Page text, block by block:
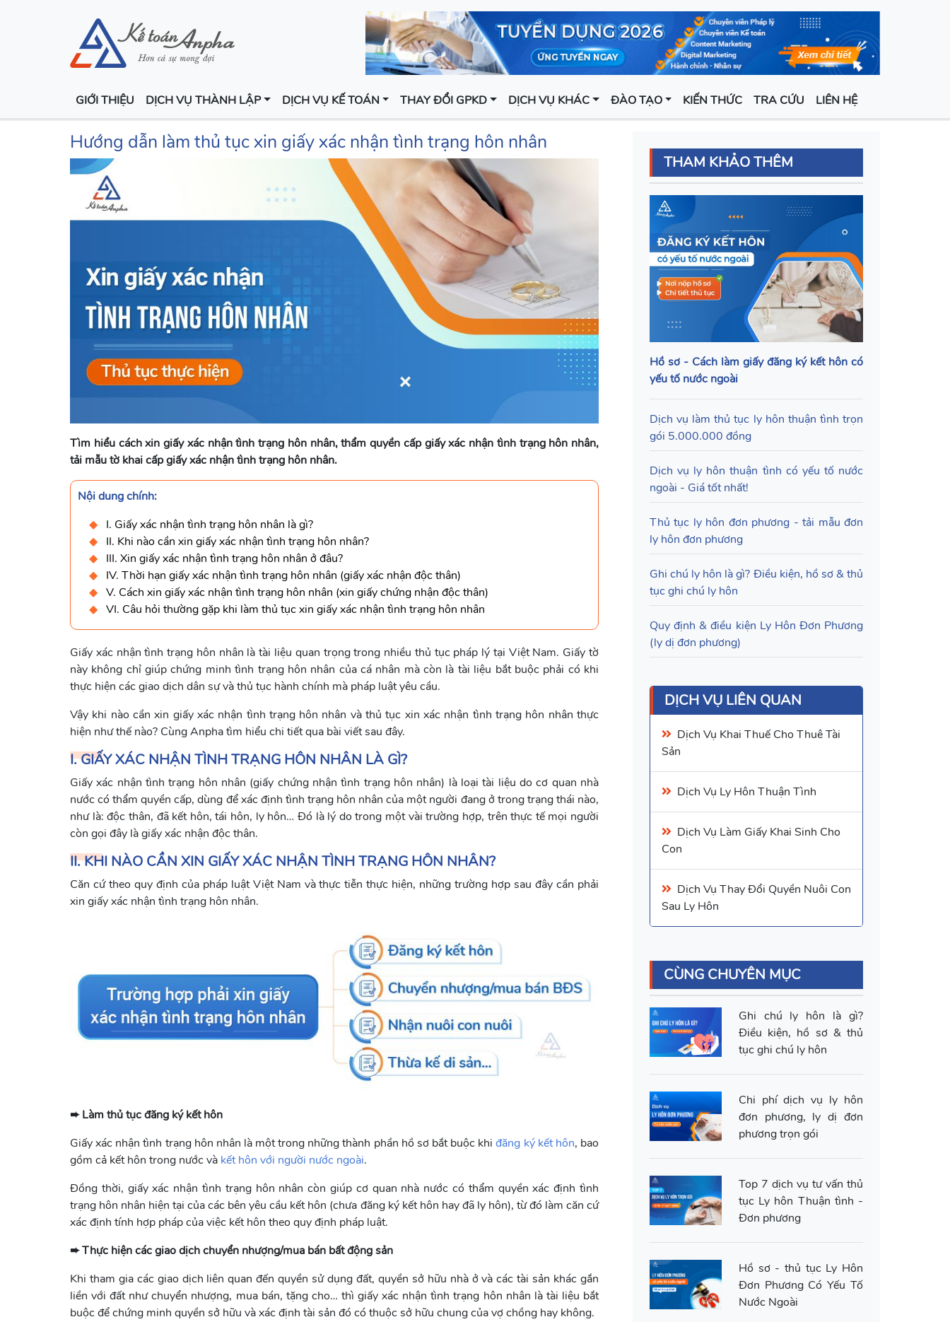
GIỚI THIỆU DỊCH VỤ THÀNH LẬP DỊCH VỤ KẾ TOÁN THAY ĐỔI GPKD DỊCH VỤ KHÁC ĐÀO TẠO KIẾN THỨC TRA CỨU LIÊN HỆ
Hướng dẫn làm thủ tục xin giấy xác nhận tình trạng hôn nhân
Tìm hiểu cách xin giấy xác nhận tình trạng hôn nhân, thẩm quyền cấp giấy xác nhận tình trạng hôn nhân,
tải mẫu tờ khai cấp giấy xác nhận tình trạng hôn nhân.
Nội dung chính:
I. Giấy xác nhận tình trạng hôn nhân là gì?
II. Khi nào cần xin giấy xác nhận tình trạng hôn nhân?
III. Xin giấy xác nhận tình trạng hôn nhân ở đâu?
IV. Thời hạn giấy xác nhận tình trạng hôn nhân (giấy xác nhận độc thân)
V. Cách xin giấy xác nhận tình trạng hôn nhân (xin giấy chứng nhận độc thân)
VI. Câu hỏi thường gặp khi làm thủ tục xin giấy xác nhận tình trạng hôn nhân
Giấy xác nhận tình trạng hôn nhân là tài liệu quan trọng trong nhiều thủ tục pháp lý tại Việt Nam. Giấy tờ
này không chỉ giúp chứng minh tình trạng hôn nhân của cá nhân mà còn là tài liệu bắt buộc phải có khi
thực hiện các giao dịch dân sự và thủ tục hành chính mà pháp luật yêu cầu.
Vậy khi nào cần xin giấy xác nhận tình trạng hôn nhân và thủ tục xin xác nhận tình trạng hôn nhân thực
hiện như thế nào? Cùng Anpha tìm hiểu chi tiết qua bài viết sau đây.
I. GIẤY XÁC NHẬN TÌNH TRẠNG HÔN NHÂN LÀ GÌ?
Giấy xác nhận tình trạng hôn nhân (giấy chứng nhận tình trạng hôn nhân) là loại tài liệu do cơ quan nhà
nước có thẩm quyền cấp, dùng để xác định tình trạng hôn nhân của một người đang ở trong trạng thái nào,
như là: độc thân, đã kết hôn, tái hôn, ly hôn… Đó là lý do trong một vài trường hợp, trên thực tế mọi người
còn gọi đây là giấy xác nhận độc thân.
II. KHI NÀO CẦN XIN GIẤY XÁC NHẬN TÌNH TRẠNG HÔN NHÂN?
Căn cứ theo quy định của pháp luật Việt Nam và thực tiễn thực hiện, những trường hợp sau đây cần phải
xin giấy xác nhận tình trạng hôn nhân.
➨ Làm thủ tục đăng ký kết hôn
Giấy xác nhận tình trạng hôn nhân là một trong những thành phần hồ sơ bắt buộc khiđăng ký kết hôn, bao
gồm cả kết hôn trong nước và kết hôn với người nước ngoài.
Đồng thời, giấy xác nhận tình trạng hôn nhân còn giúp cơ quan nhà nước có thẩm quyền xác định tình
trạng hôn nhân hiện tại của các bên yêu cầu kết hôn (chưa đăng ký kết hôn hay đã ly hôn), từ đó làm căn cứ
xác định tính hợp pháp của việc kết hôn theo quy định pháp luật.
➨ Thực hiện các giao dịch chuyển nhượng/mua bán bất động sản
Khi tham gia các giao dịch liên quan đến quyền sử dụng đất, quyền sở hữu nhà ở và các tài sản khác gắn
liền với đất như chuyển nhượng, mua bán, tặng cho… thì giấy xác nhận tình trạng hôn nhân là tài liệu bắt
buộc để chứng minh quyền sở hữu và xác định tài sản đó có thuộc sở hữu chung của vợ chồng hay không.
THAM KHẢO THÊM
Hồ sơ - Cách làm giấy đăng ký kết hôn có
yếu tố nước ngoài
Dịch vụ làm thủ tục ly hôn thuận tình trọn
gói 5.000.000 đồng
Dịch vụ ly hôn thuận tình có yếu tố nước
ngoài - Giá tốt nhất!
Thủ tục ly hôn đơn phương - tải mẫu đơn
ly hôn đơn phương
Ghi chú ly hôn là gì? Điều kiện, hồ sơ & thủ
tục ghi chú ly hôn
Quy định & điều kiện Ly Hôn Đơn Phương
(ly dị đơn phương)
DỊCH VỤ LIÊN QUAN
Dịch Vụ Khai Thuế Cho Thuê Tài
Sản
Dịch Vụ Ly Hôn Thuận Tình
Dịch Vụ Làm Giấy Khai Sinh Cho
Con
Dịch Vụ Thay Đổi Quyền Nuôi Con
Sau Ly Hôn
CÙNG CHUYÊN MỤC
Ghi chú ly hôn là gì?
Điều kiện, hồ sơ & thủ
tục ghi chú ly hôn
Chi phí dịch vụ ly hôn
đơn phương, ly dị đơn
phương trọn gói
Top 7 dịch vụ tư vấn thủ
tục Ly hôn Thuận tình -
Đơn phương
Hồ sơ - thủ tục Ly Hôn
Đơn Phương Có Yếu Tố
Nước Ngoài